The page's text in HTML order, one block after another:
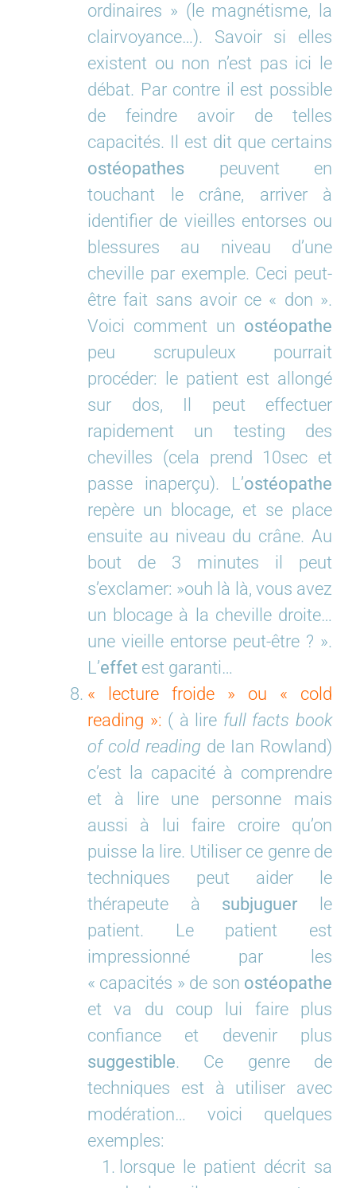
ordinaires » (le magnétisme, la
clairvoyance…). Savoir si elles
existent ou non n’est pas ici le
débat. Par contre il est possible
de feindre avoir de telles
capacités. Il est dit que certains
ostéopathes peuvent en
touchant le crâne, arriver à
identifier de vieilles entorses ou
blessures au niveau d’une
cheville par exemple. Ceci peut-
être fait sans avoir ce « don ».
Voici comment un ostéopathe
peu scrupuleux pourrait
procéder: le patient est allongé
sur dos, Il peut effectuer
rapidement un testing des
chevilles (cela prend 10sec et
passe inaperçu). L’ostéopathe
repère un blocage, et se place
ensuite au niveau du crâne. Au
bout de 3 minutes il peut
s’exclamer: »ouh là là, vous avez
un blocage à la cheville droite…
une vieille entorse peut-être ? ».
L’effet est garanti…
« lecture froide » ou « cold
reading »: ( à lire full facts book
of cold reading de Ian Rowland)
c’est la capacité à comprendre
et à lire une personne mais
aussi à lui faire croire qu’on
puisse la lire. Utiliser ce genre de
techniques peut aider le
thérapeute à subjuguer le
patient. Le patient est
impressionné par les
« capacités » de son ostéopathe
et va du coup lui faire plus
confiance et devenir plus
suggestible. Ce genre de
techniques est à utiliser avec
modération… voici quelques
exemples:
lorsque le patient décrit sa